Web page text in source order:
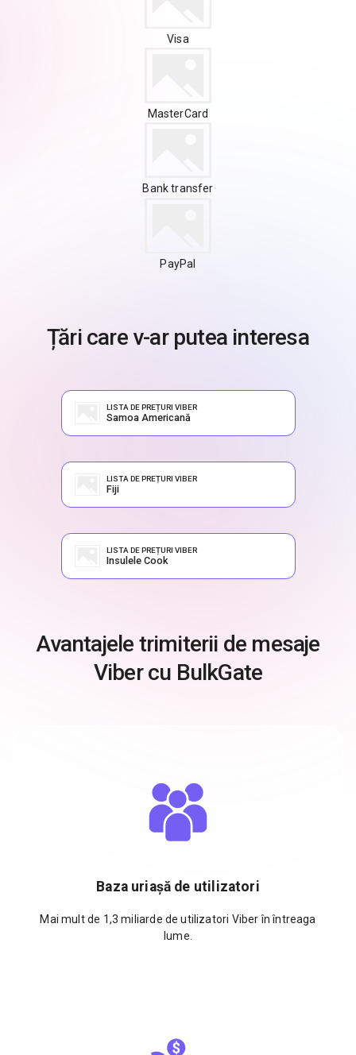
Visa
MasterCard
Bank transfer
PayPal
Țări care v-ar putea interesa
LISTA DE PREȚURI VIBER
Samoa Americană
LISTA DE PREȚURI VIBER
Fiji
LISTA DE PREȚURI VIBER
Insulele Cook
Avantajele trimiterii de mesaje
Viber cu BulkGate
Baza uriașă de utilizatori
Mai mult de 1,3 miliarde de utilizatori Viber în întreaga
lume.